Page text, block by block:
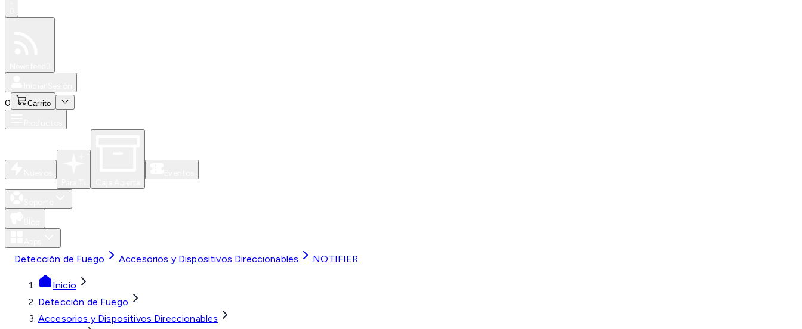
0 Carrito
Detección de Fuego Accesorios y Dispositivos Direccionables NOTIFIER
Inicio
Detección de Fuego
Accesorios y Dispositivos Direccionables